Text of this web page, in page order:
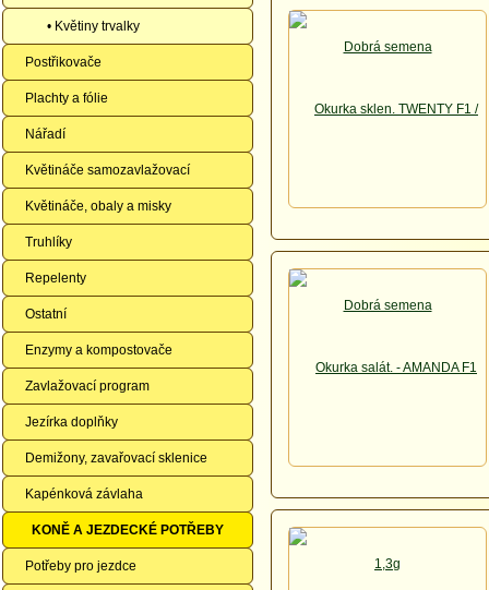
• Květiny trvalky
Postřikovače
Plachty a fólie
Nářadí
Květináče samozavlažovací
Květináče, obaly a misky
Truhlíky
Repelenty
Ostatní
Enzymy a kompostovače
Zavlažovací program
Jezírka doplňky
Demižony, zavařovací sklenice
Kapénková závlaha
KONĚ A JEZDECKÉ POTŘEBY
Potřeby pro jezdce